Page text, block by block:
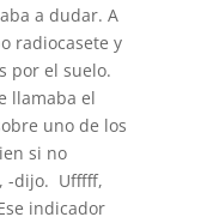
a dudar. A
radiocasete y
por el suelo.
llamaba el
uno de los
si no
-dijo. Ufffff,
indicador